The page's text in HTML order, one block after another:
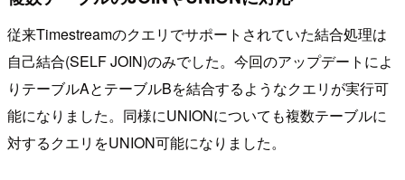
従来Timestreamのクエリでサポートされていた結合処理は
自己結合(SELF JOIN)のみでした。今回のアップデートによ
りテーブルAとテーブルBを結合するようなクエリが実行可
能になりました。同様にUNIONについても複数テーブルに
対するクエリをUNION可能になりました。